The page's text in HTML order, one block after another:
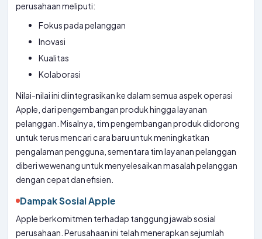
perusahaan meliputi:
Fokus pada pelanggan
Inovasi
Kualitas
Kolaborasi
Nilai-nilai ini diintegrasikan ke dalam semua aspek operasi
Apple, dari pengembangan produk hingga layanan
pelanggan. Misalnya, tim pengembangan produk didorong
untuk terus mencari cara baru untuk meningkatkan
pengalaman pengguna, sementara tim layanan pelanggan
diberi wewenang untuk menyelesaikan masalah pelanggan
dengan cepat dan efisien.
Dampak Sosial Apple
Apple berkomitmen terhadap tanggung jawab sosial
perusahaan. Perusahaan ini telah menerapkan sejumlah